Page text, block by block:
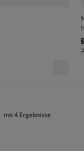
mit4 Ergebnisse